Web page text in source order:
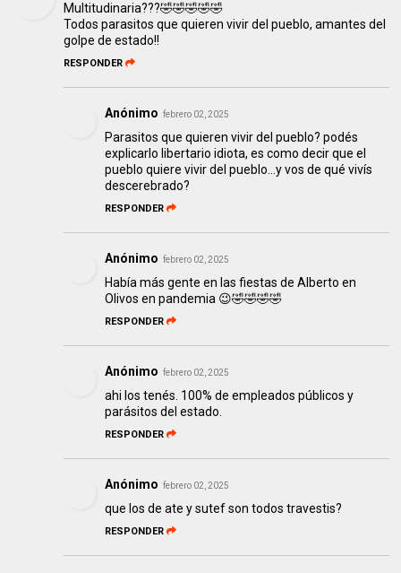
Multitudinaria???🤣🤣🤣🤣🤣
Todos parasitos que quieren vivir del pueblo, amantes del
golpe de estado!!
RESPONDER
Anónimo febrero 02, 2025
Parasitos que quieren vivir del pueblo? podés
explicarlo libertario idiota, es como decir que el
pueblo quiere vivir del pueblo...y vos de qué vivís
descerebrado?
RESPONDER
Anónimo febrero 02, 2025
Había más gente en las fiestas de Alberto en
Olivos en pandemia 😉🤣🤣🤣🤣
RESPONDER
Anónimo febrero 02, 2025
ahi los tenés. 100% de empleados públicos y
parásitos del estado.
RESPONDER
Anónimo febrero 02, 2025
que los de ate y sutef son todos travestis?
RESPONDER